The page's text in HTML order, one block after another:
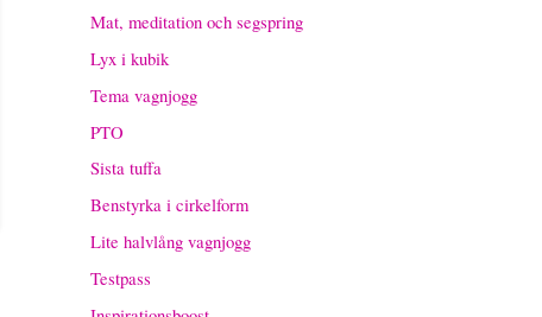
Mat, meditation och segspring
Lyx i kubik
Tema vagnjogg
PTO
Sista tuffa
Benstyrka i cirkelform
Lite halvlång vagnjogg
Testpass